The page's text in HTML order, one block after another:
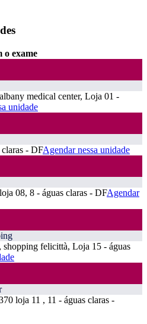
o exame
medical center, Loja 01 -
unidade
claras - DFAgendar nessa unidade
08, 8 - águas claras - DFAgendar
felicittà, Loja 15 - águas
loja 11 , 11 - águas claras -